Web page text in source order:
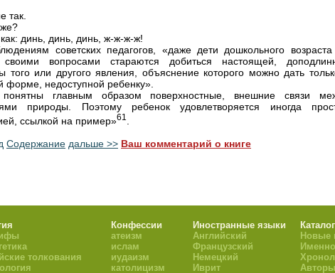
так.
динь, динь, динь, ж-ж-ж-ж!
советских педагогов, «даже дети дошкольного
своими вопросами стараются добиться настоящей,
того или другого явления, объяснение которого можно дать
форме, недоступной ребенку».
главным образом поверхностные, внешние связи
природы. Поэтому ребенок удовлетворяется иногда
ссылкой на пример»61
Содержание дальше >> Ваш комментарий о книге
толкования
Конфессии
атеизм
ислам
иудаизм
католицизм
Иностранные языки
Английский
Французский
Немецкий
Иврит
Новые
Авторы